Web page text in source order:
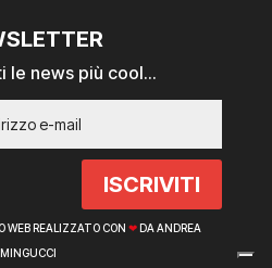
le news più cool...
ISCRIVITI
WEB REALIZZATO CON ❤ DA ANDREA
MINGUCCI